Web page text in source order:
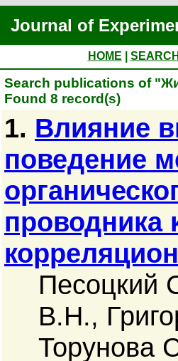
Journal of
HOME
Search publications of
Found 8 record(s)
1. Влияние
поведение
проводника
Песоцкий
В.Н.,
Торунова